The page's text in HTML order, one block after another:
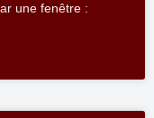
une fenêtre :